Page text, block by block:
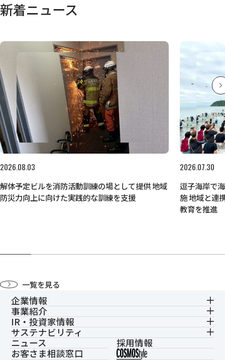
新着ニュース
2026.08.03
解体予定ビルを消防活動訓練の場として提供 地域
防災力向上に向けた実践的な訓練を支援
2026.07.30
逗子海岸で
施 地域と連
教育を推進
一覧を見る
企業情報
事業紹介
IR・投資家情報
サステナビリティ
ニュース
採用情報
お客さま相談窓口